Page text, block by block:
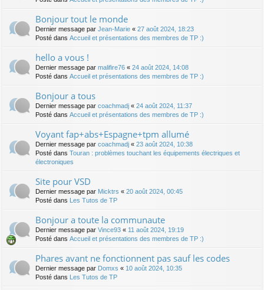
Bonjour tout le monde
Dernier message par Jean-Marie « 27 août 2024, 18:23
Posté dans Accueil et présentations des membres de TP :)
hello a vous !
Dernier message par malifire76 « 24 août 2024, 14:08
Posté dans Accueil et présentations des membres de TP :)
Bonjour a tous
Dernier message par coachmadj « 24 août 2024, 11:37
Posté dans Accueil et présentations des membres de TP :)
Voyant fap+abs+Espagne+tpm allumé
Dernier message par coachmadj « 23 août 2024, 10:38
Posté dans Touran : problèmes touchant les équipements électriques et
électroniques
Site pour VSD
Dernier message par Micktrs « 20 août 2024, 00:45
Posté dans Les Tutos de TP
Bonjour a toute la communaute
Dernier message par Vince93 « 11 août 2024, 19:19
Posté dans Accueil et présentations des membres de TP :)
Phares avant ne fonctionnent pas sauf les codes
Dernier message par Domxs « 10 août 2024, 10:35
Posté dans Les Tutos de TP